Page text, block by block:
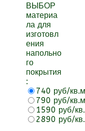
ВЫБОР
материа
ла для
изготовл
ения
напольно
го
покрытия
:
740 руб/
790 руб/
1590 руб/
2890 руб/